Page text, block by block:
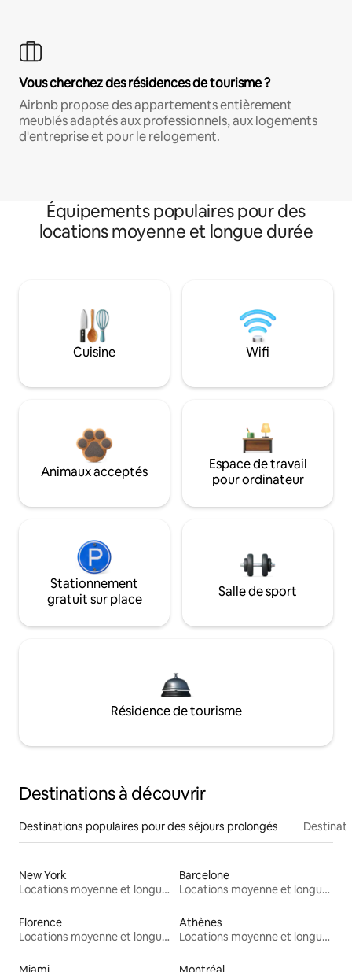
Vous cherchez des résidences de tourisme ?
Airbnb propose des appartements entièrement
meublés adaptés aux professionnels, aux logements
d'entreprise et pour le relogement.
Équipements populaires pour des
locations moyenne et longue durée
Cuisine Wifi
Animaux acceptés
Espace de travail
pour ordinateur
Stationnement
gratuit sur place
Salle de sport
Résidence de tourisme
Destinations à découvrir
Destinations populaires pour des séjours prolongés
New York
Locations moyenne et longue durée
Barcelone
Locations moyenne et longue durée
Florence
Locations moyenne et longue durée
Athènes
Locations moyenne et longue durée